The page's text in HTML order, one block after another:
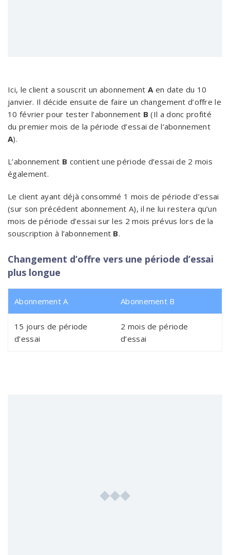
Ici, le client a souscrit un abonnement A en date du 10
janvier. Il décide ensuite de faire un changement d’offre le
10 février pour tester l’abonnement B(Il a donc profité
du premier mois de la période d’essai de l’abonnement
A).
L’abonnement B contient une période d’essai de 2 mois
également.
Le client ayant déjà consommé 1 mois de période d’essai
(sur son précédent abonnement A), il ne lui restera qu’un
mois de période d’essai sur les 2 mois prévus lors de la
souscription à l’abonnement B.
Changement d’offre vers une période d’essai
plus longue
Abonnement A Abonnement B
15 jours de période
d’essai
2 mois de période
d’essai